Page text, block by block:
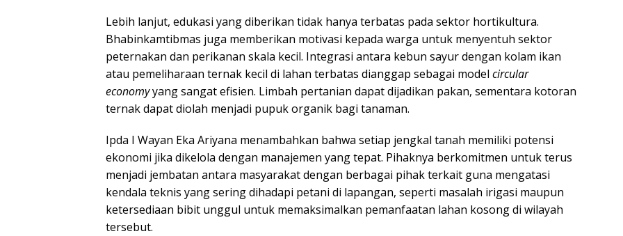
Lebih lanjut, edukasi yang diberikan tidak hanya terbatas pada sektor hortikultura.
Bhabinkamtibmas juga memberikan motivasi kepada warga untuk menyentuh sektor
peternakan dan perikanan skala kecil. Integrasi antara kebun sayur dengan kolam ikan
atau pemeliharaan ternak kecil di lahan terbatas dianggap sebagai model circular
economyyang sangat efisien. Limbah pertanian dapat dijadikan pakan, sementara kotoran
ternak dapat diolah menjadi pupuk organik bagi tanaman.
Ipda I Wayan Eka Ariyana menambahkan bahwa setiap jengkal tanah memiliki potensi
ekonomi jika dikelola dengan manajemen yang tepat. Pihaknya berkomitmen untuk terus
menjadi jembatan antara masyarakat dengan berbagai pihak terkait guna mengatasi
kendala teknis yang sering dihadapi petani di lapangan, seperti masalah irigasi maupun
ketersediaan bibit unggul untuk memaksimalkan pemanfaatan lahan kosong di wilayah
tersebut.